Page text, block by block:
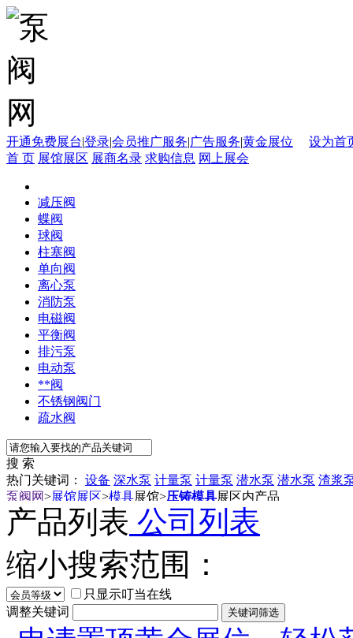
开通免费展台|登录|会员推广服务|广告服务|黄金展位
设为首
首 页 展馆展区 展商名录 求购信息 网上展会
减压阀
蝶阀
球阀
柱塞阀
单向阀
离心泵
消防泵
电磁阀
平衡阀
排污泵
电动泵
**阀
不锈钢阀门
疏水阀
搜 索
热门关键词： 设备 深水泵 计量泵 计量泵 潜水泵 潜水泵 渣浆
泵阀网>展馆展区>模具展馆>压铸模具展区内产品
产品列表 公司列表
缩小搜索范围：
只显示叮当在线
调整关键词